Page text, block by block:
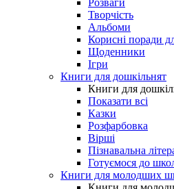
Розваги
Творчість
Альбоми
Корисні поради
Щоденники
Ігри
Книги для дошкільнят
Книги для
Показати всі
Казки
Розфарбовка
Вірші
Пізнавальна
Готуємося до
Книги для молодших